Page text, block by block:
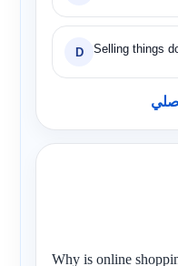
D Selling things
Why is online